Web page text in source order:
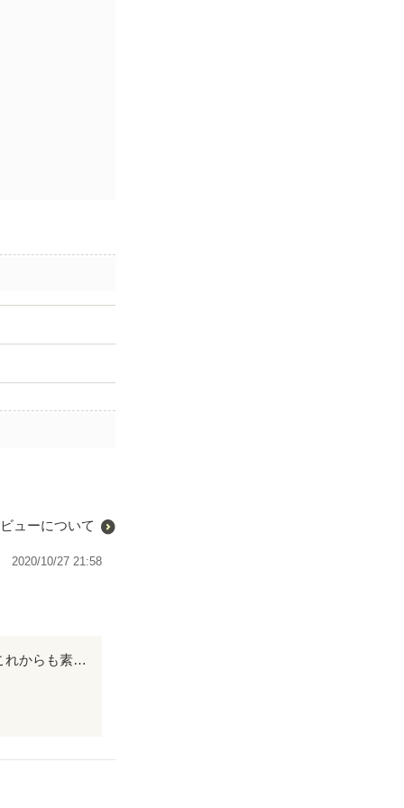
ューについて
2020/10/27 21:58
本は、楽天に予約済みです。 楽しみに待ってます。🍀 ありがとうございます😊 これからも素敵なお話を書いて下さい。